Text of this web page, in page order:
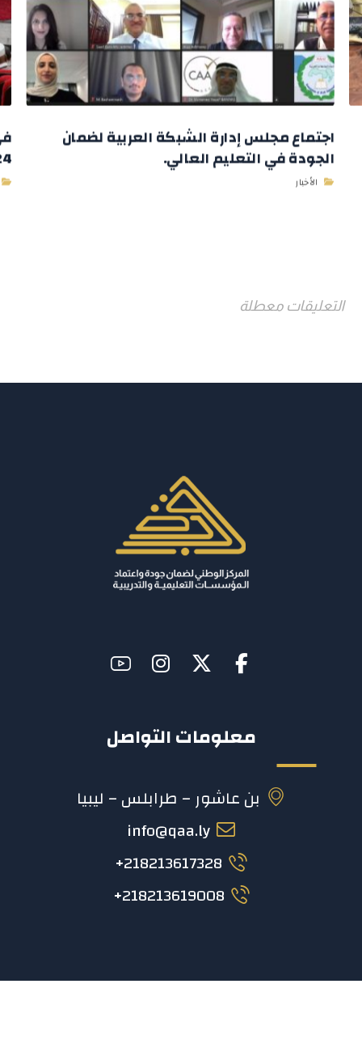
اجتماع مجلس إدارة الشبكة العربية لضمان
الجودة في التعليم العالي.
الأخبار
2024
التعليقات معطلة
معلومات التواصل
بن عاشور – طرابلس – ليبيا
info@qaa.ly
218213617328+
218213619008+